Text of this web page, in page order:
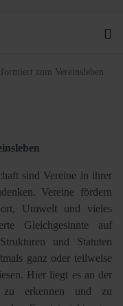
zum Vereinsleben
sind Vereine in ihrer
Vereine fördern
Umwelt und vieles
Gleichgesinnte auf
und Statuten
ganz oder teilweise
Hier liegt es an der
zu erkennen und zu